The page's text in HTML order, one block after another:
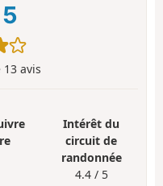
5
13 avis
Intérêt du
circuit de
randonnée
4.4 / 5